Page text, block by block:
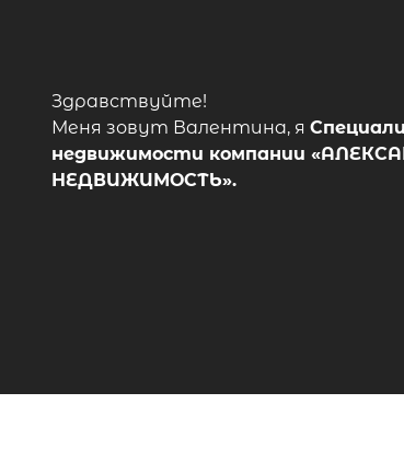
Здравствуйте!
Меня зовут Валентина, я
недвижимости компании
НЕДВИЖИМОСТЬ».